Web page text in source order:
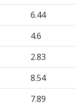
6.44
4.6
2.83
8.54
7.89